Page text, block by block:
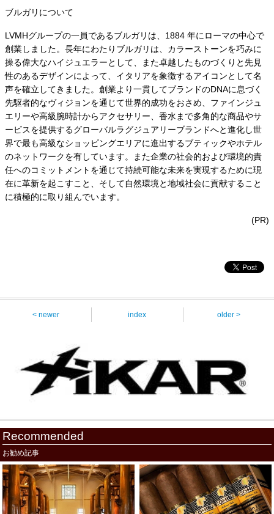
ブルガリについて
LVMHグループの一員であるブルガリは、1884 年にローマの中心で
創業しました。長年にわたりブルガリは、カラーストーンを巧みに
操る偉大なハイジュエラーとして、また卓越したものづくりと先見
性のあるデザインによって、イタリアを象徴するアイコンとして名
声を確立してきました。創業より一貫してブランドのDNAに息づく
先駆者的なヴィジョンを通じて世界的成功をおさめ、ファインジュ
エリーや高級腕時計からアクセサリー、香水まで多角的な商品やサ
ービスを提供するグローバルラグジュアリーブランドへと進化し世
界で最も高級なショッピングエリアに進出するブティックやホテル
のネットワークを有しています。また企業の社会的および環境的責
任へのコミットメントを通じて持続可能な未来を実現するために現
在に革新を起こすこと、そして自然環境と地域社会に貢献すること
に積極的に取り組んでいます。
(PR)
< newer index older >
Recommended
お勧め記事